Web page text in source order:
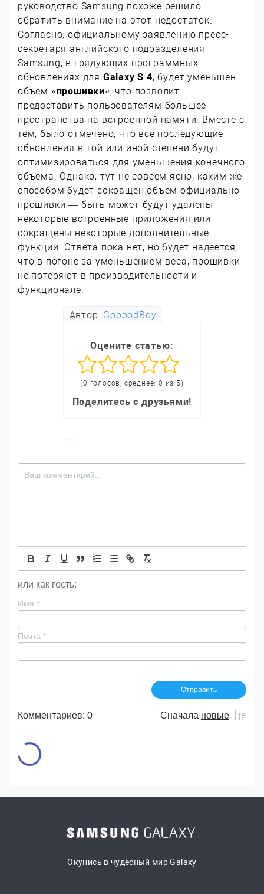
руководство Samsung похоже решило
обратить внимание на этот недостаток.
Согласно, официальному заявлению пресс-
секретаря английского подразделения
Samsung, в грядующих программных
обновлениях для Galaxy S 4, будет уменьшен
объем «прошивки«, что позволит
предоставить пользователям большее
пространства на встроенной памяти. Вместе с
тем, было отмечено, что все последующие
обновления в той или иной степени будут
оптимизироваться для уменьшения конечного
объема. Однако, тут не совсем ясно, каким же
способом будет сокращен объем официально
прошивки — быть может будут удалены
некоторые встроенные приложения или
сокращены некоторые дополнительные
функции. Ответа пока нет, но будет надеется,
что в погоне за уменьшением веса, прошивки
не потеряют в производительности и
функционале.
Автор: GoooodBoy
Оцените статью:
(0 голосов, среднее: 0 из 5)
Поделитесь с друзьями!
или как гость:
Имя *
Почта *
Комментариев: 0 Сначала новые
Окунись в чудесный мир Galaxy